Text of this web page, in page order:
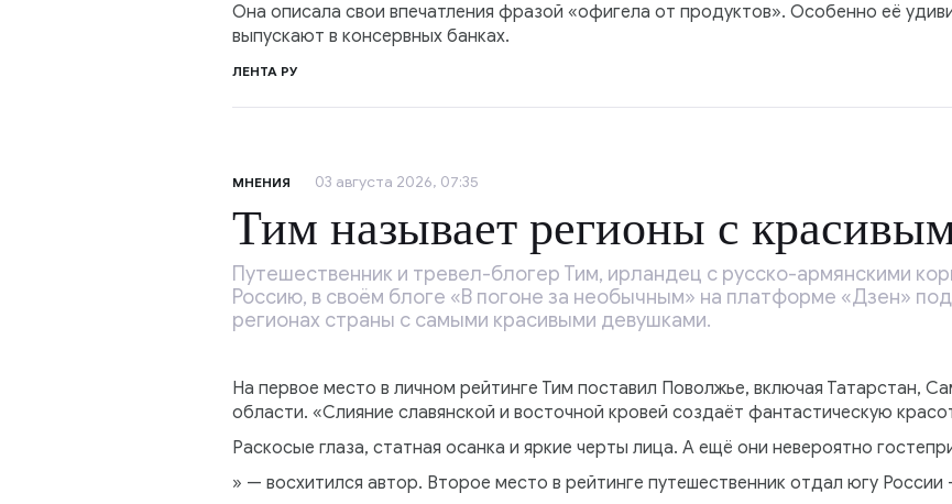
Она описала свои впечатления фразой «офигела от продуктов». Особенно её
выпускают в консервных банках.
ЛЕНТА РУ
МНЕНИЯ 03 августа 2026, 07:35
Тим называет регионы с
Путешественник и тревел-блогер Тим, ирландец с русско-армянскими
Россию, в своём блоге «В погоне за необычным» на платформе «Дзен»
регионах страны с самыми красивыми девушками.
На первое место в личном рейтинге Тим поставил Поволжье, включая Татарстан,
области. «Слияние славянской и восточной кровей создаёт фантастическую
Раскосые глаза, статная осанка и яркие черты лица. А ещё они невероятно
» — восхитился автор. Второе место в рейтинге путешественник отдал югу